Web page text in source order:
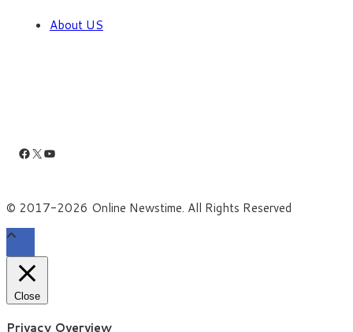
About US
Facebook
X YouTube
© 2017-2026 Online Newstime. All Rights Reserved
Close
Privacy Overview